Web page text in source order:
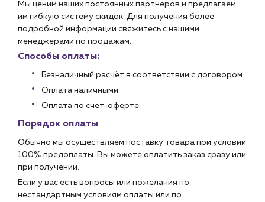
Мы ценим наших постоянных партнёров и предлагаем
им гибкую систему скидок. Для получения более
подробной информации свяжитесь с нашими
менеджерами по продажам.
Способы оплаты:
Безналичный расчёт в соответствии с договором.
Оплата наличными.
Оплата по счёт-оферте.
Порядок оплаты
Обычно мы осуществляем поставку товара при условии
100% предоплаты. Вы можете оплатить заказ сразу или
при получении.
Если у вас есть вопросы или пожелания по
нестандартным условиям оплаты или по